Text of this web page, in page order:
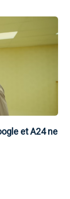
et A24 ne